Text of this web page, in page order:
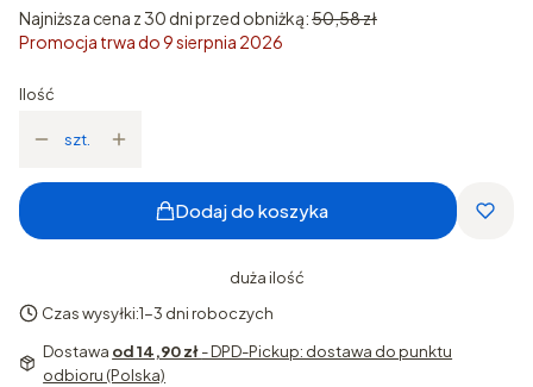
Najniższa cena z 30 dni przed obniżką:50,58 zł
Promocja trwa do 9 sierpnia 2026
Ilość
szt.
Dodaj do koszyka
duża ilość
Czas wysyłki:1-3 dni roboczych
Dostawa od 14,90 zł- DPD-Pickup: dostawa do punktu
odbioru (Polska)